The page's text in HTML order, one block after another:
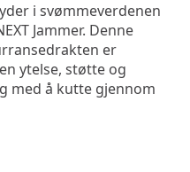
i svømmeverdenen
Jammer. Denne
er
ytelse, støtte og
med å kutte gjennom